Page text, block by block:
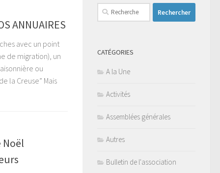
ANNUAIRES
avec un point
de migration), un
ou
la Creuse” Mais
Noël
Rechercher :
CATÉGORIES
A la Une
Activités
Assemblées générales
Autres
Bulletin de l'association